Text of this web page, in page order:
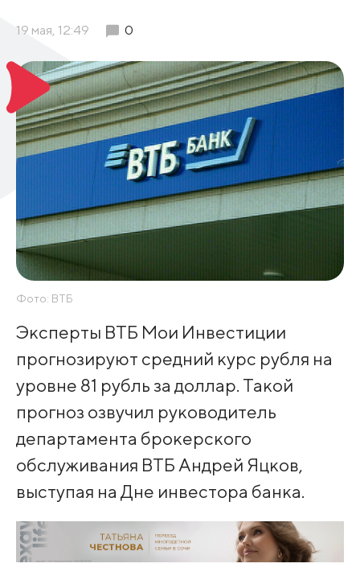
19 мая, 12:49 0
Фото: ВТБ
Эксперты ВТБ Мои Инвестиции
прогнозируют средний курс рубля на
уровне 81 рубль за доллар. Такой
прогноз озвучил руководитель
департамента брокерского
обслуживания ВТБ Андрей Яцков,
выступая на Дне инвестора банка.